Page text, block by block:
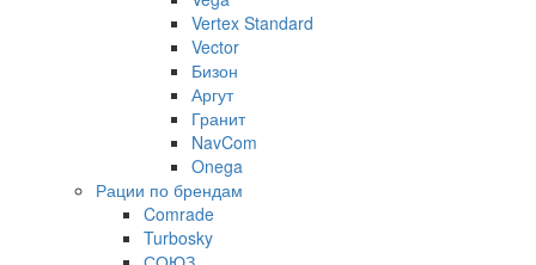
Vertex Standard
Vector
Бизон
Аргут
Гранит
NavCom
Onega
Рации по брендам
Comrade
Turbosky